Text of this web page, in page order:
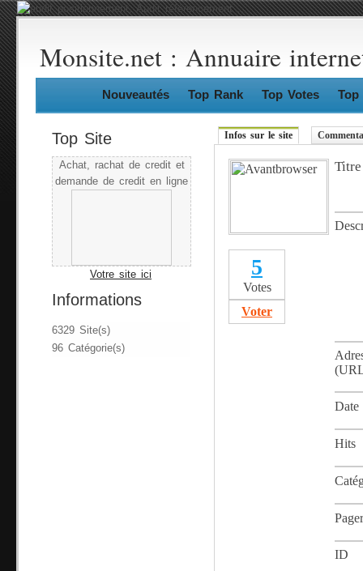
Monsite.net : Annuaire
Nouveautés Top Rank Top Votes Top
Top Site
Achat, rachat de credit et
demande de credit en ligne
Votre site ici
Informations
6329 Site(s)
96 Catégorie(s)
Infos sur le site
5
Votes
Voter
Titre
Date
Hits
ID